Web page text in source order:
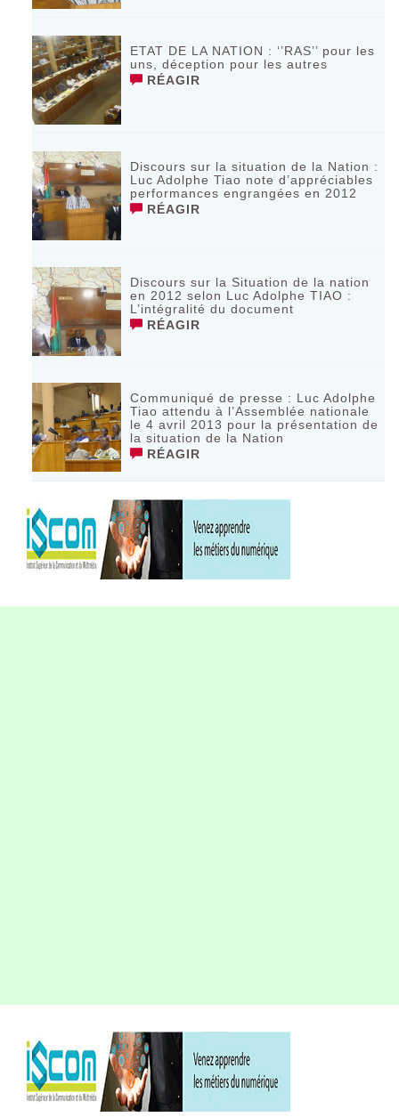
ETAT DE LA NATION : ‘’RAS’’ pour les
uns, déception pour les autres
RÉAGIR
Discours sur la situation de la Nation :
Luc Adolphe Tiao note d’appréciables
performances engrangées en 2012
RÉAGIR
Discours sur la Situation de la nation
en 2012 selon Luc Adolphe TIAO :
L’intégralité du document
RÉAGIR
Communiqué de presse : Luc Adolphe
Tiao attendu à l’Assemblée nationale
le 4 avril 2013 pour la présentation de
la situation de la Nation
RÉAGIR